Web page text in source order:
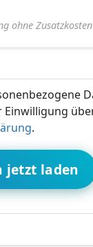
ohne
.
jetzt laden